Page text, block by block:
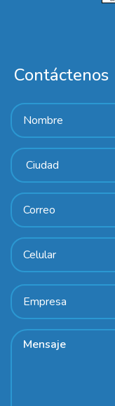
Contáctenos